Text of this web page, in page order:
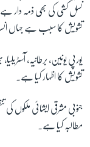
نسل کشی کی بھی ذمہ دار
تشویش کا سبب ہے جہاں
یورپی یونین، برطانیہ،
تشویش کا اظہار کیا ہے۔
جنوبی مشرقی ایشائی ملکوں
مطالبہ کیا ہے۔